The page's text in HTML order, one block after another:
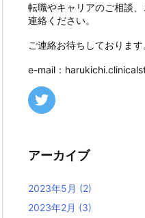
転職やキャリアのご相談
連絡ください。
ご連絡お待ちしております
e-mail：
アーカイブ
2023年5月 (2)
2023年2月 (3)